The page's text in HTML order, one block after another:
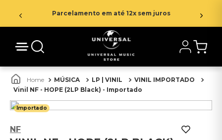
Parcelamento em até 12x sem juros
MÚSICA LP | VINIL
VINIL IMPORTADO
Vinil NF - HOPE (2LP Black) - Importado
Importado
NF